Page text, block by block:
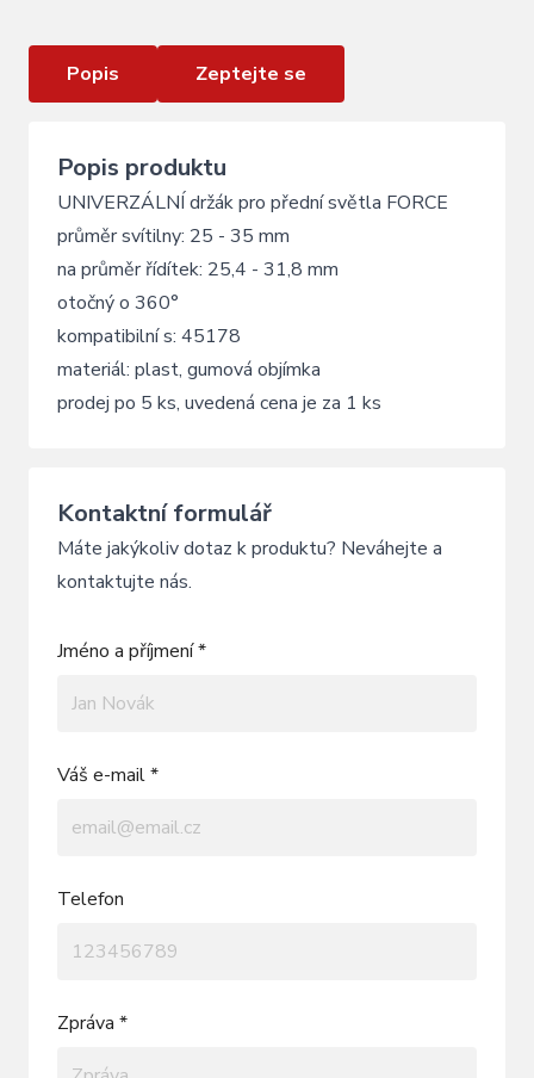
Popis Zeptejte se
Popis produktu
UNIVERZÁLNÍ držák pro přední světla FORCE
průměr svítilny: 25 - 35 mm
na průměr řídítek: 25,4 - 31,8 mm
otočný o 360°
kompatibilní s: 45178
materiál: plast, gumová objímka
prodej po 5 ks, uvedená cena je za 1 ks
Kontaktní formulář
Máte jakýkoliv dotaz k produktu? Neváhejte a
kontaktujte nás.
Jméno a příjmení *
Váš e-mail *
Telefon
Zpráva *